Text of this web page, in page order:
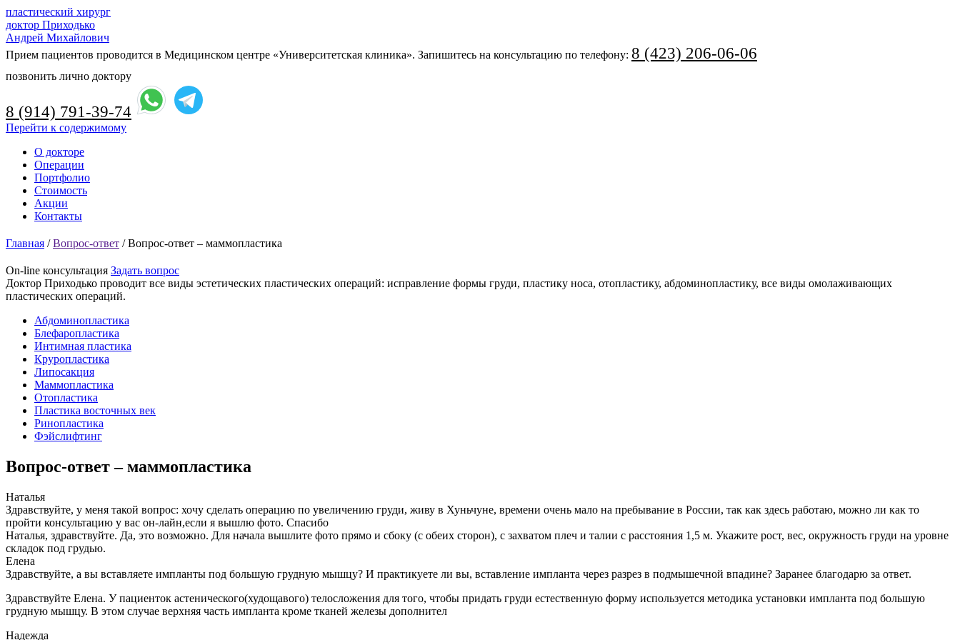
пластический хирург
доктор Приходько
Андрей Михайлович
Прием пациентов проводится в Медицинском центре «Университетская клиника». Запишитесь на консультацию по телефону: 8 (423) 206-06-06
позвонить лично доктору
8 (914) 791-39-74
Перейти к содержимому
О докторе
Операции
Портфолио
Стоимость
Акции
Контакты
Главная /Вопрос-ответ /Вопрос-ответ – маммопластика
On-line консультация Задать вопрос
Доктор Приходько проводит все виды эстетических пластических операций: исправление формы груди, пластику носа, отопластику, абдоминоплаcтику, все виды омолаживающих
пластических операций.
Абдоминопластика
Блефаропластика
Интимная пластика
Круропластика
Липосакция
Маммопластика
Отопластика
Пластика восточных век
Ринопластика
Фэйслифтинг
Вопрос-ответ – маммопластика
Наталья
Здравствуйте, у меня такой вопрос: хочу сделать операцию по увеличению груди, живу в Хуньчуне, времени очень мало на пребывание в России, так как здесь работаю, можно ли как то
пройти консультацию у вас он-лайн,если я вышлю фото. Спасибо
Наталья, здравствуйте. Да, это возможно. Для начала вышлите фото прямо и сбоку (с обеих сторон), с захватом плеч и талии с расстояния 1,5 м. Укажите рост, вес, окружность груди на уровне
складок под грудью.
Елена
Здравствуйте, а вы вставляете импланты под большую грудную мышцу? И практикуете ли вы, вставление импланта через разрез в подмышечной впадине? Заранее благодарю за ответ.
Здравствуйте Елена. У пациенток астенического(худощавого) телосложения для того, чтобы придать груди естественную форму используется методика установки импланта под большую
грудную мышцу. В этом случае верхняя часть импланта кроме тканей железы дополнител
Надежда